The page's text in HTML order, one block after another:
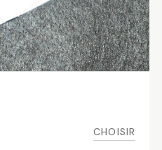
CHOISIR